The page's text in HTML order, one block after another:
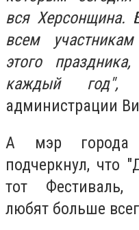
вся Херсонщина.
всем
этого
каждый год",
администрации
А мэр города
подчеркнул, что
тот Фестиваль,
любят больше